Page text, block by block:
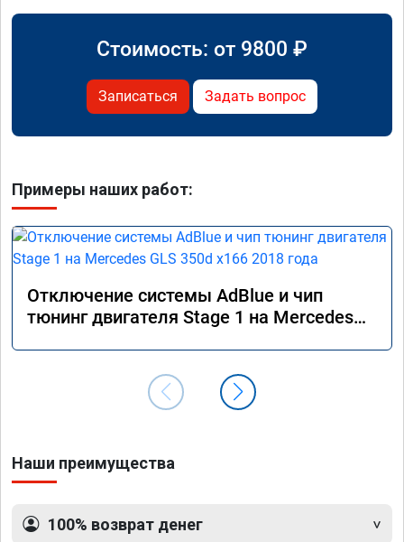
Стоимость: от 9800 ₽
Записаться Задать вопрос
Примеры наших работ:
Отключение системы AdBlue и чип
тюнинг двигателя Stage 1 на Mercedes
Наши преимущества
100% возврат денег